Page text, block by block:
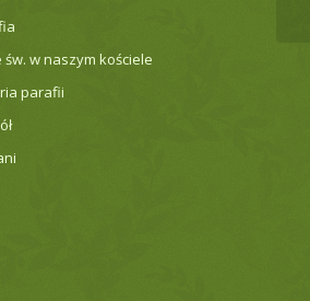
św. w naszym kościele
parafii